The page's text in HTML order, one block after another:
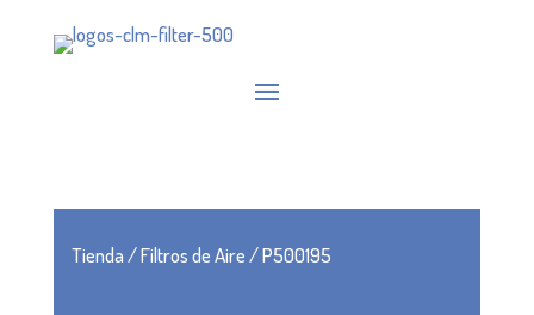
Tienda/Filtros de Aire/ P500195